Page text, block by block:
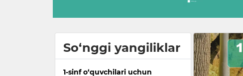
So‘nggi yangiliklar
1-sinf o‘quvchilari uchun